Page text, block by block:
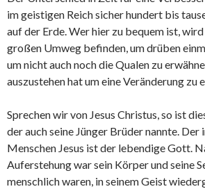
im geistigen Reich sicher hundert bis
auf der Erde. Wer hier zu bequem ist,
großen Umweg befinden, um drüben
um nicht auch noch die Qualen zu
auszustehen hat um eine Veränderung zu
Sprechen wir von Jesus Christus, so ist
der auch seine Jünger Brüder nannte. Der
Menschen Jesus ist der lebendige Gott.
Auferstehung war sein Körper und seine
menschlich waren, in seinem Geist